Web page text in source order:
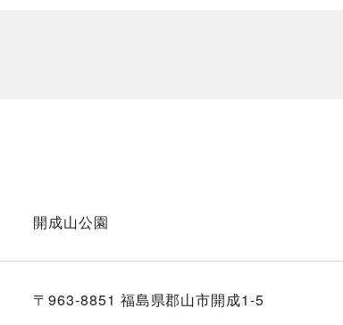
開成山公園
〒963-8851 福島県郡山市開成1-5